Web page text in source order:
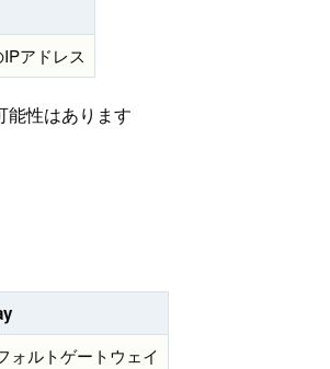
アドレス
能性はあります
ォルトゲートウェイ